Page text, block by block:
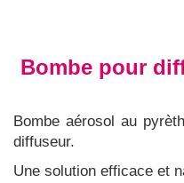
Bombe pour
Bombe aérosol au
diffuseur.
Une solution efficace et